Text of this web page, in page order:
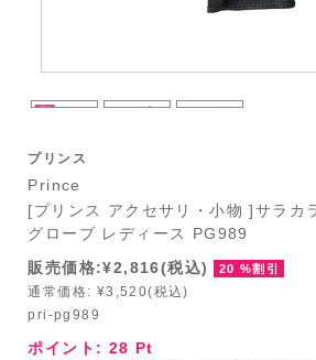
プリンス
Prince
[プリンス アクセサリ・小物 ]サラカ
グローブ レディース PG989
販売価格:¥2,816(税込)
20 %割引
通常価格: ¥3,520(税込)
pri-pg989
ポイント: 28 Pt